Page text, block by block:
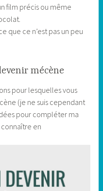
film précis ou même
que ce n’est pas un peu
mécène
pour lesquelles vous
(je ne suis cependant
pour compléter ma
connaître en